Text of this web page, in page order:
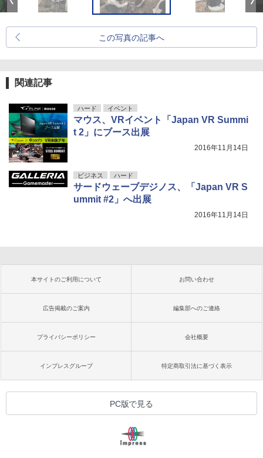
この写真の記事へ
関連記事
ハード イベント
マウス、VRイベント「Japan VR Summi
t 2」にブース出展
2016年11月14日
ビジネス ハード
サードウェーブデジノス、「Japan VR S
ummit #2」へ出展
2016年11月14日
本サイトのご利用について お問い合わせ
広告掲載のご案内 編集部へのご連絡
プライバシーポリシー 会社概要
インプレスグループ 特定商取引法に基づく表示
PC版で見る